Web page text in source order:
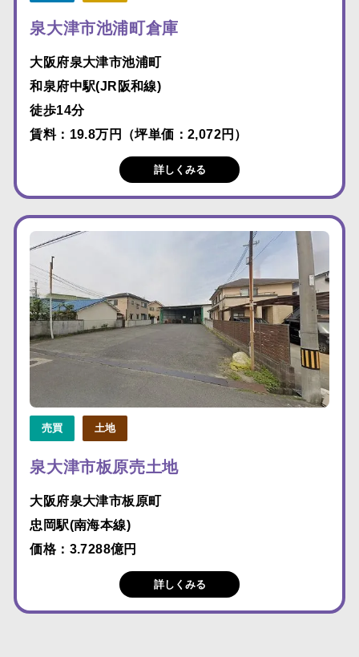
泉大津市池浦町倉庫
大阪府泉大津市池浦町
和泉府中駅(JR阪和線)
徒歩14分
賃料：19.8万円（坪単価：2,072円）
詳しくみる
売買 土地
泉大津市板原売土地
大阪府泉大津市板原町
忠岡駅(南海本線)
価格：3.7288億円
詳しくみる